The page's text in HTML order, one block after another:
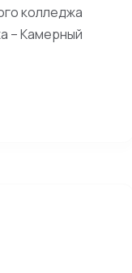
колледжа
– Камерный